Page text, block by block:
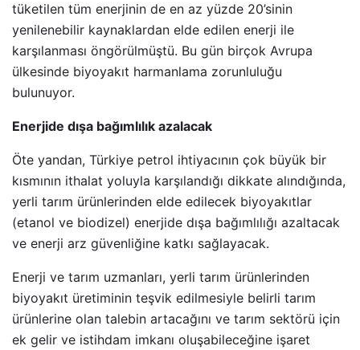
tüketilen tüm enerjinin de en az yüzde 20’sinin
yenilenebilir kaynaklardan elde edilen enerji ile
karşılanması öngörülmüştü. Bu gün birçok Avrupa
ülkesinde biyoyakıt harmanlama zorunluluğu
bulunuyor.
Enerjide dışa bağımlılık azalacak
Öte yandan, Türkiye petrol ihtiyacının çok büyük bir
kısmının ithalat yoluyla karşılandığı dikkate alındığında,
yerli tarım ürünlerinden elde edilecek biyoyakıtlar
(etanol ve biodizel) enerjide dışa bağımlılığı azaltacak
ve enerji arz güvenliğine katkı sağlayacak.
Enerji ve tarım uzmanları, yerli tarım ürünlerinden
biyoyakıt üretiminin teşvik edilmesiyle belirli tarım
ürünlerine olan talebin artacağını ve tarım sektörü için
ek gelir ve istihdam imkanı oluşabileceğine işaret